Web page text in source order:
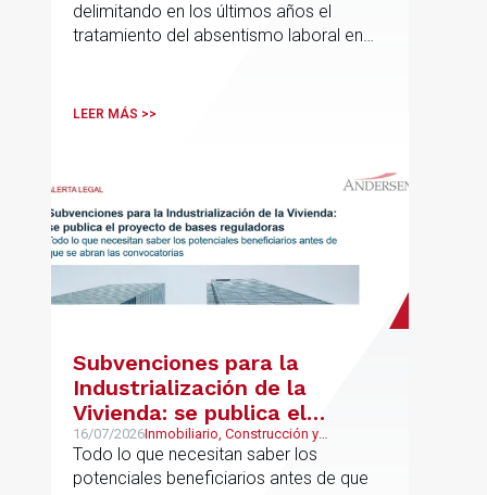
delimitando en los últimos años el
tratamiento del absentismo laboral en
asistencia, complementos de
LEER MÁS >>
Subvenciones para la
Industrialización de la
Vivienda: se publica el
proyecto de bases
reguladoras
16/07/2026Inmobiliario, Construcción y
Urbanismo
Todo lo que necesitan saber los
potenciales beneficiarios antes de que